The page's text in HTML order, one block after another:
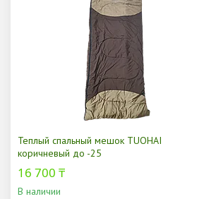
Теплый спальный мешок TUOHAI
коричневый до -25
16 700 ₸
В наличии